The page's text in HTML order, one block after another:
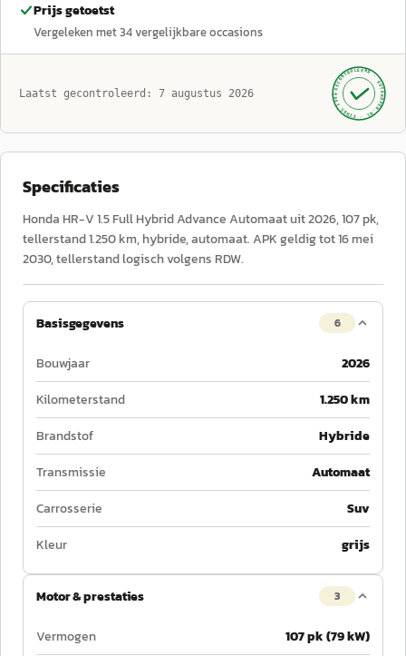
Prijs getoetst
Vergeleken met34vergelijkbare occasions
Laatst gecontroleerd: 7 augustus 2026 GECONTROLEERD ·
AUTOKOPEN.NL
· SINDS 1999 ·
Specificaties
Honda HR-V 1.5 Full Hybrid Advance Automaat uit 2026, 107 pk,
tellerstand 1.250 km, hybride, automaat. APK geldig tot 16 mei
2030, tellerstand logisch volgens RDW.
Basisgegevens 6
Bouwjaar
2026
Kilometerstand
1.250 km
Brandstof
Hybride
Transmissie
Automaat
Carrosserie
Suv
Kleur
grijs
Motor & prestaties 3
Vermogen
107 pk (79 kW)